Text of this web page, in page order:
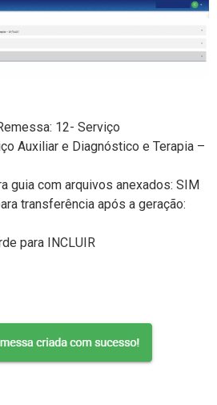
12- Serviço
Auxiliar e Diagnóstico e Terapia –
guia com arquivos anexados: SIM
transferência após a geração:
para INCLUIR